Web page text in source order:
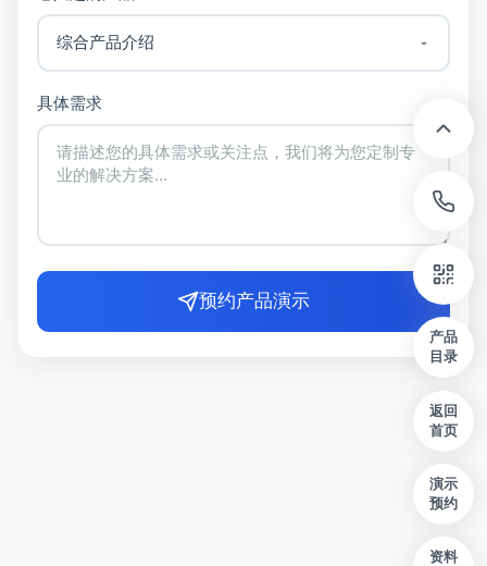
具体需求
预约产品演示
产品
目录
返回
首页
演示
预约
资料